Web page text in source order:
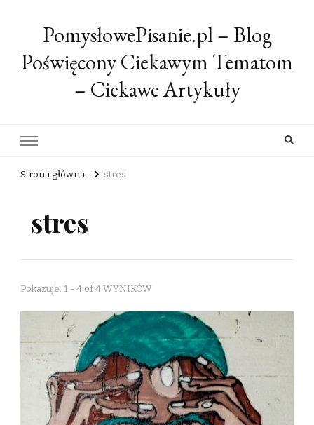
PomysłowePisanie.pl – Blog
Poświęcony Ciekawym Tematom
– Ciekawe Artykuły
Strona główna stres
stres
Pokazuje: 1 - 4 of 4 WYNIKÓW